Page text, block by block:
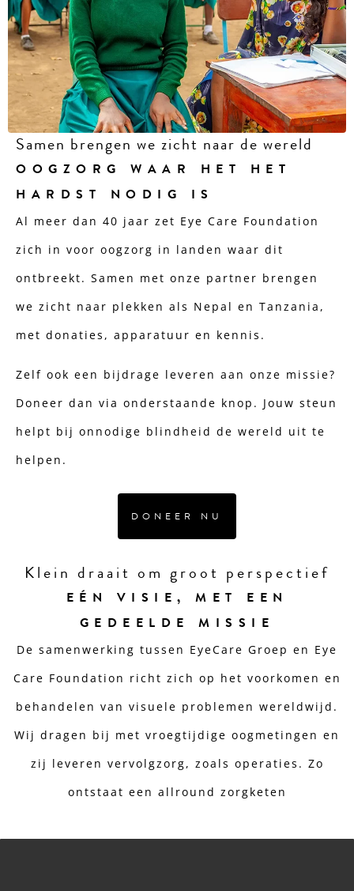
Samen brengen we zicht naar de wereld
OOGZORG WAAR HET HET
HARDST NODIG IS
Al meer dan 40 jaar zet Eye Care Foundation
zich in voor oogzorg in landen waar dit
ontbreekt. Samen met onze partner brengen
we zicht naar plekken als Nepal en Tanzania,
met donaties, apparatuur en kennis.
Zelf ook een bijdrage leveren aan onze missie?
Doneer dan via onderstaande knop. Jouw steun
helpt bij onnodige blindheid de wereld uit te
helpen.
DONEER NU
Klein draait om groot perspectief
EÉN VISIE, MET EEN
GEDEELDE MISSIE
De samenwerking tussen EyeCare Groep en Eye
Care Foundation richt zich op het voorkomen en
behandelen van visuele problemen wereldwijd.
Wij dragen bij met vroegtijdige oogmetingen en
zij leveren vervolgzorg, zoals operaties. Zo
ontstaat een allround zorgketen